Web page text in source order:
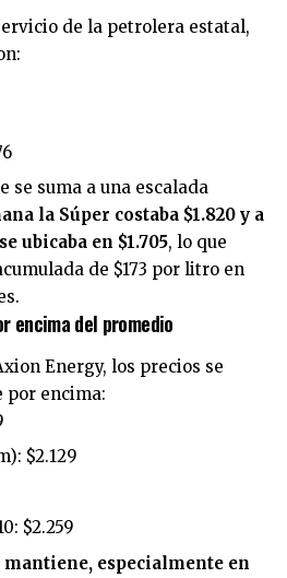
de la petrolera estatal,
se suma a una escalada
la Súper costaba $1.820 y a
ubicaba en $1.705, lo que
de $173 por litro en
encima del promedio
Energy, los precios se
por encima:
$2.129
$2.259
mantiene, especialmente en